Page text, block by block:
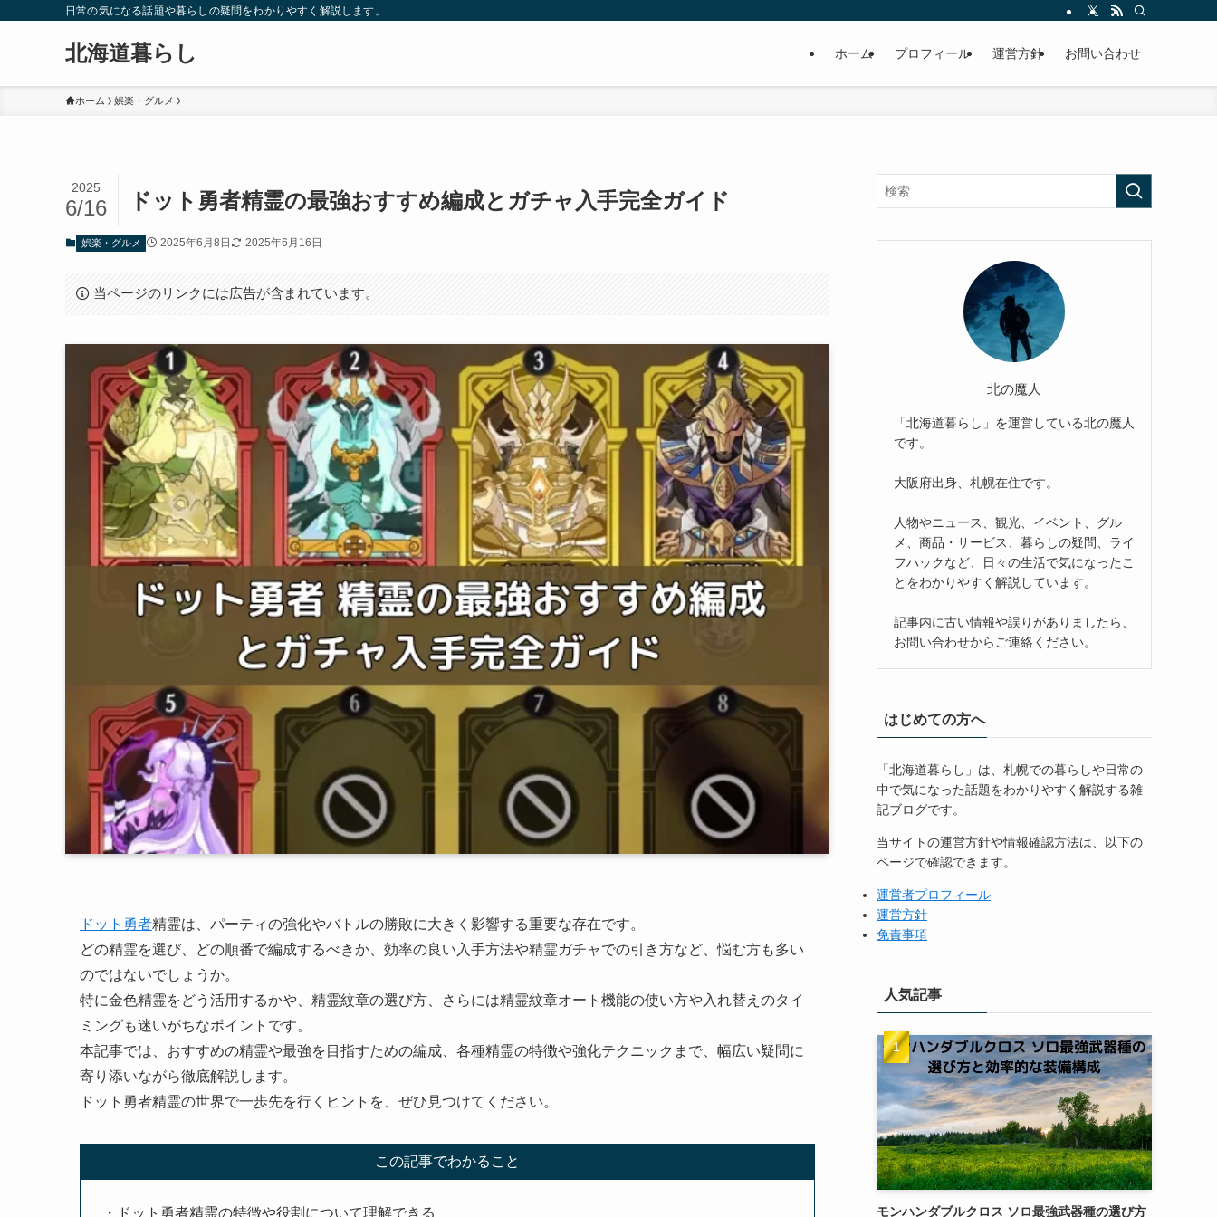
日常の気になる話題や暮らしの疑問をわかりやすく解説します。
北海道暮らし ホーム プロフィール 運営方針 お問い合わせ
ホーム 娯楽・グルメ
ドット勇者精霊の最強おすすめ編成とガチャ入手完全ガイド
2025
6/16
娯楽・グルメ 2025年6月8日 2025年6月16日
当ページのリンクには広告が含まれています。
ドット勇者精霊は、パーティの強化やバトルの勝敗に大きく影響する重要な存在です。
どの精霊を選び、どの順番で編成するべきか、効率の良い入手方法や精霊ガチャでの引き方など、悩む方も多い
のではないでしょうか。
特に金色精霊をどう活用するかや、精霊紋章の選び方、さらには精霊紋章オート機能の使い方や入れ替えのタイ
ミングも迷いがちなポイントです。
本記事では、おすすめの精霊や最強を目指すための編成、各種精霊の特徴や強化テクニックまで、幅広い疑問に
寄り添いながら徹底解説します。
ドット勇者精霊の世界で一歩先を行くヒントを、ぜひ見つけてください。
この記事でわかること
・ドット勇者精霊の特徴や役割について理解できる
北の魔人
「北海道暮らし」を運営している北の魔人
です。
大阪府出身、札幌在住です。
人物やニュース、観光、イベント、グル
メ、商品・サービス、暮らしの疑問、ライ
フハックなど、日々の生活で気になったこ
とをわかりやすく解説しています。
記事内に古い情報や誤りがありましたら、
お問い合わせからご連絡ください。
はじめての方へ
「北海道暮らし」は、札幌での暮らしや日常の
中で気になった話題をわかりやすく解説する雑
記ブログです。
当サイトの運営方針や情報確認方法は、以下の
ページで確認できます。
運営者プロフィール
運営方針
免責事項
人気記事
モンハンダブルクロス ソロ最強武器種の選び方